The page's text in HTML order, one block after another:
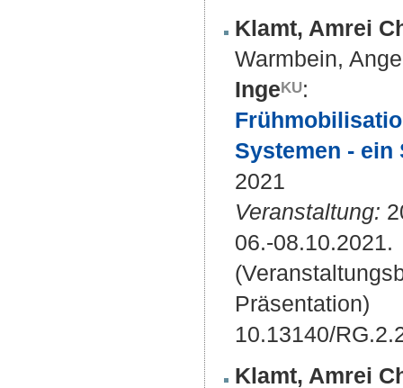
Klamt, Amrei
Warmbein,
Inge
:
Systemen - ein
2021
Veranstaltung:
06.-08.10.2021.
Präsentation)
10.13140/
Klamt, Amrei